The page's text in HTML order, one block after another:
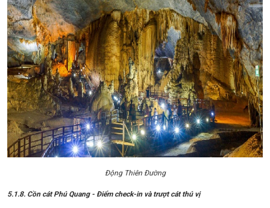
Động Thiên Đường
5.1.8. Cồn cát Phú Quang - Điểm check-in và trượt cát thú vị